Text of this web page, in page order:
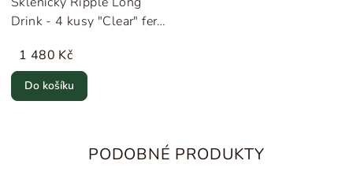
Drink - 4 kusy "Clear" ferm
1 480 Kč
Do košíku
PODOBNÉ PRODUKTY